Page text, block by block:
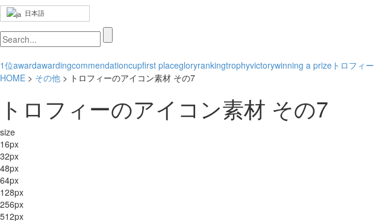
日本語
1位awardawardingcommendationcupfirst placegloryrankingtrophyvictorywinning a prize トロフィー
HOME > その他 > トロフィーのアイコン素材 その7
トロフィーのアイコン素材 その7
size
16px
32px
48px
64px
128px
256px
512px